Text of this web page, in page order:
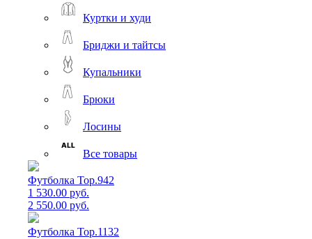
Куртки и худи
Бриджи и тайтсы
Купальники
Брюки
Лосины
Все товары
Футболка Top.942
1 530.00 руб.
2 550.00 руб.
Футболка Top.1132